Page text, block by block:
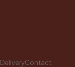
DeliveryContact